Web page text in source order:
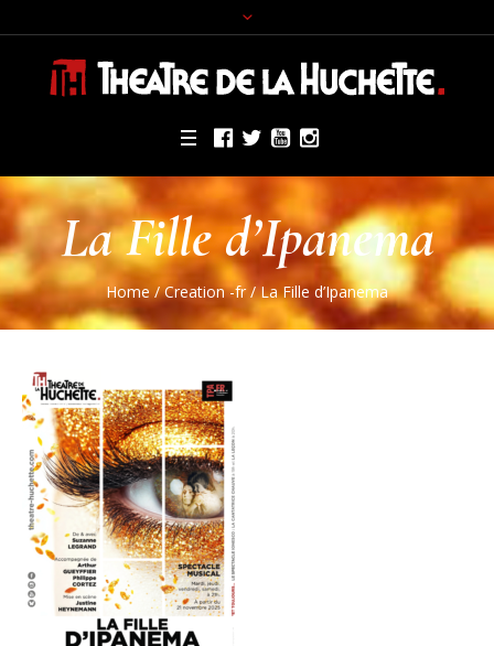
La Fille d’Ipanema
Home /Creation -fr /La Fille d’Ipanema